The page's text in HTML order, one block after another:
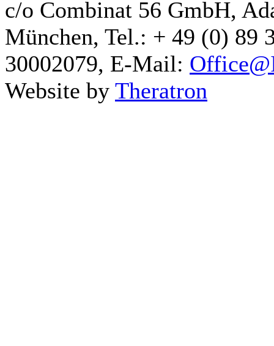
c/o Combinat 56 GmbH,
München, Tel.: + 49 (0) 89
30002079, E-Mail:
Website by Theratron